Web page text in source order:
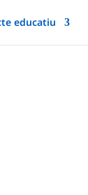
educatiu